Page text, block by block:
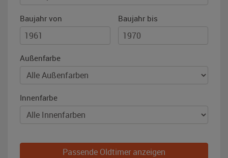
Baujahr von Baujahr bis
Außenfarbe
Innenfarbe
Passende Oldtimer anzeigen